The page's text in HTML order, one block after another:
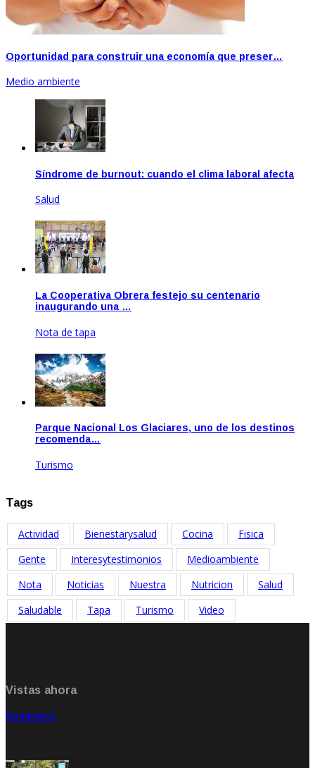
Oportunidad para construir una economía que preser…
Medio ambiente
Síndrome de burnout: cuando el clima laboral afecta
Salud
La Cooperativa Obrera festejo su centenario
inaugurando una …
Nota de tapa
Parque Nacional Los Glaciares, uno de los destinos
recomenda…
Turismo
Tags
Actividad Bienestarysalud Cocina
Fisica
Gente
Interesytestimonios
Medioambiente
Nota
Noticias Nuestra Nutricion
Salud
Saludable
Tapa Turismo Video
Vistas ahora
Seminario